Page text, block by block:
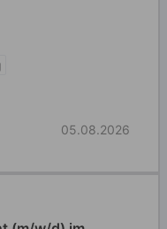
05.08.2026